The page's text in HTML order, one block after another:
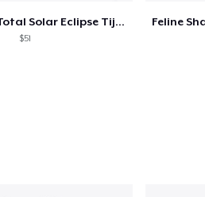
Feline Shady Total Solar Eclipse Tijuana
$51